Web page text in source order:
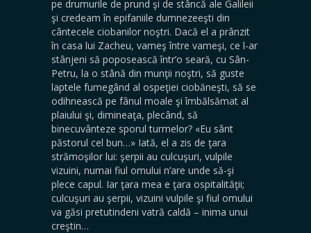
pe drumurile de prund şi de stâncă ale Galileii
şi credeam în epifaniile dumnezeeşti din
cântecele ciobanilor noştri. Dacă el a prânzit
în casa lui Zacheu, vameş între vameşi, ce l-ar
stânjeni să poposească într’o seară, cu Sân-
Petru, la o stână din munţii noştri, să guste
laptele fumegând al ospeţiei ciobăneşti, să se
odihnească pe fânul moale şi îmbălsămat al
plaiului şi, dimineaţa, plecând, să
binecuvânteze sporul turmelor? «Eu sânt
păstorul cel bun…» Iată, el a zis de ţara
strămoşilor lui: şerpii au culcuşuri, vulpile
vizuini, numai fiul omului n’are unde să-şi
plece capul. Iar ţara mea e ţara ospitalităţii;
culcuşuri au şerpii, vizuini vulpile şi fiul omului
va găsi pretutindeni vatră caldă – inima unui
creştin…